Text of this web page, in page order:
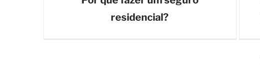
residencial?